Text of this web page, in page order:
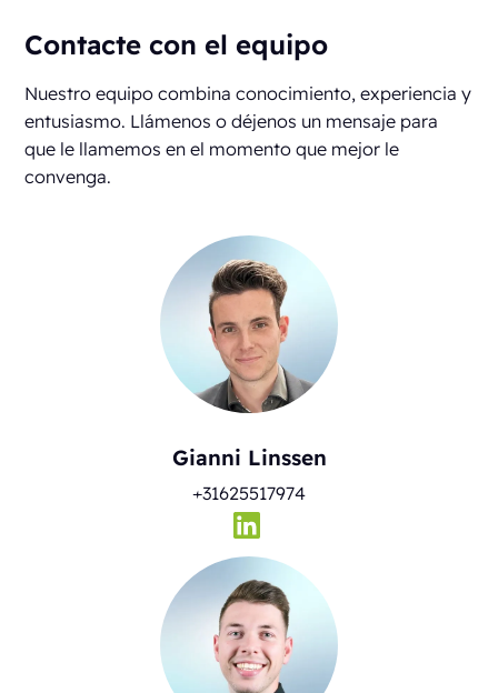
Contacte con el equipo
Nuestro equipo combina conocimiento, experiencia y
entusiasmo. Llámenos o déjenos un mensaje para
que le llamemos en el momento que mejor le
convenga.
Gianni Linssen
+31625517974